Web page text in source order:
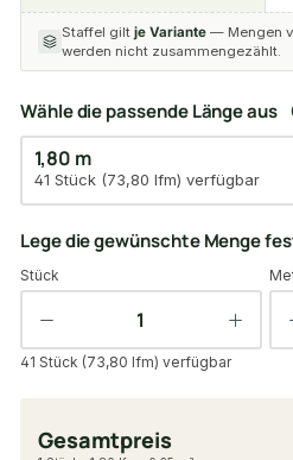
Staffel gilt je Variante — Mengen
werden nicht zusammengezählt.
Wähle die passende Länge aus
1,80 m
41 Stück (73,80 lfm) verfügbar
Lege die gewünschte Menge
Stück
41 Stück (73,80 lfm) verfügbar
Gesamtpreis